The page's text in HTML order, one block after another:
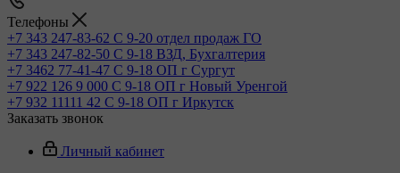
Телефоны
+7 343 247-83-62 С 9-20 отдел продаж ГО
+7 343 247-82-50 С 9-18 ВЗД, Бухгалтерия
+7 3462 77-41-47 С 9-18 ОП г Сургут
+7 922 126 9 000 С 9-18 ОП г Новый Уренгой
+7 932 11111 42 С 9-18 ОП г Иркутск
Заказать звонок
Личный кабинет